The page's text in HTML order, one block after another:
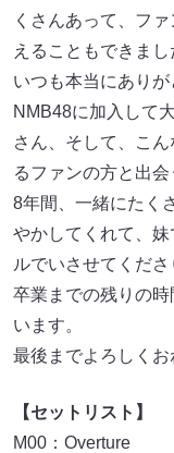
くさんあって、フ
えることもできまし
いつも本当にありが
NMB48に加入して
さん、そして、こ
るファンの方と出
8年間、一緒にたく
やかしてくれて、
ルでいさせてくださ
卒業までの残りの
います。
最後までよろしくお
【セットリスト】
M00：Overture